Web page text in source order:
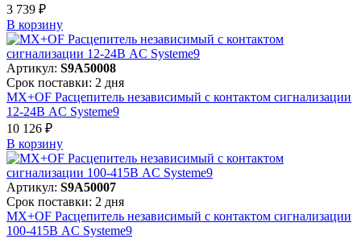
3 739 ₽
В корзинy
Артикул: S9A50008
Срок поставки: 2 дня
MX+OF Расцепитель независимый с контактом сигнализации
12-24В AC Systeme9
10 126 ₽
В корзинy
Артикул: S9A50007
Срок поставки: 2 дня
MX+OF Расцепитель независимый с контактом сигнализации
100-415В AC Systeme9